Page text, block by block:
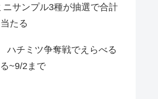
ニサンプル3種が抽選で合計
たる
チミツ争奪戦でえらべる
~9/2まで